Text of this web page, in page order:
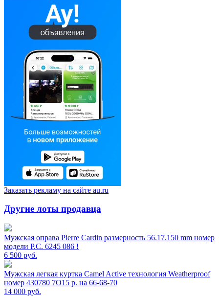
Заказать рекламу на сайте au.ru
Другие лоты продавца
Мужская оправа Pierre Cardin размерность 56.17.150 mm номер
модели P.C. 6245 086 !
6 500 руб.
Мужская легкая куртка Camel Active технология Weatherproof
номер 430780 7O15 р. на 66-68-70
14 000 руб.